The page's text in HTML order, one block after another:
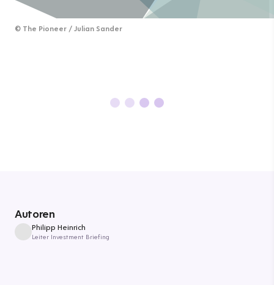
© The Pioneer / Julian Sander
Autoren
Philipp Heinrich
Leiter Investment Briefing